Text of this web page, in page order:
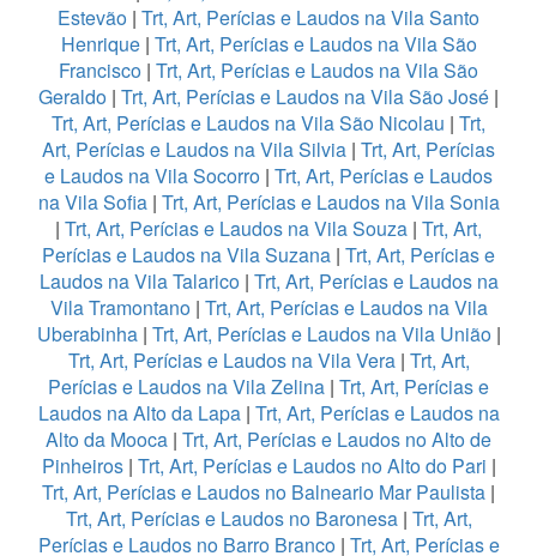
Estevão | Trt, Art, Perícias e Laudos na Vila Santo
Henrique| Trt, Art, Perícias e Laudos na Vila São
Francisco | Trt, Art, Perícias e Laudos na Vila São
Geraldo | Trt, Art, Perícias e Laudos na Vila São José |
Trt, Art, Perícias e Laudos na Vila São Nicolau | Trt,
Art, Perícias e Laudos na Vila Silvia | Trt, Art, Perícias
e Laudos na Vila Socorro | Trt, Art, Perícias e Laudos
na Vila Sofia| Trt, Art, Perícias e Laudos na Vila Sonia
| Trt, Art, Perícias e Laudos na Vila Souza | Trt, Art,
Perícias e Laudos na Vila Suzana | Trt, Art, Perícias e
Laudos na Vila Talarico| Trt, Art, Perícias e Laudos na
Vila Tramontano| Trt, Art, Perícias e Laudos na Vila
Uberabinha| Trt, Art, Perícias e Laudos na Vila União|
Trt, Art, Perícias e Laudos na Vila Vera| Trt, Art,
Perícias e Laudos na Vila Zelina | Trt, Art, Perícias e
Laudos na Alto da Lapa| Trt, Art, Perícias e Laudos na
Alto da Mooca | Trt, Art, Perícias e Laudos no Alto de
Pinheiros| Trt, Art, Perícias e Laudos no Alto do Pari |
Trt, Art, Perícias e Laudos no Balneario Mar Paulista |
Trt, Art, Perícias e Laudos no Baronesa| Trt, Art,
Perícias e Laudos no Barro Branco| Trt, Art, Perícias e